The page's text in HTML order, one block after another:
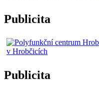
Publicita
Publicita